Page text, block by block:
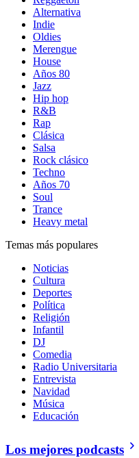
Alternativa
Indie
Oldies
Merengue
House
Años 80
Jazz
Hip hop
R&B
Rap
Clásica
Salsa
Rock clásico
Techno
Años 70
Soul
Trance
Heavy metal
Temas más populares
Noticias
Cultura
Deportes
Política
Religión
Infantil
DJ
Comedia
Radio Universitaria
Entrevista
Navidad
Música
Educación
Los mejores podcasts